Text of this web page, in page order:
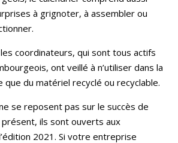
à grignoter, à assembler ou
coordinateurs, qui sont tous actifs
ont veillé à n’utiliser dans la
que du matériel recyclé ou recyclable.
se reposent pas sur le succès de
ils sont ouverts aux
2021. Si votre entreprise